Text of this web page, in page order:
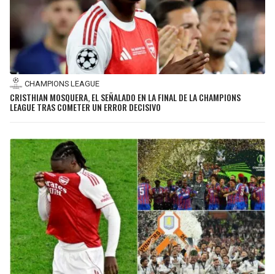
CHAMPIONS LEAGUE
CRISTHIAN MOSQUERA, EL SEÑALADO EN LA FINAL DE LA CHAMPIONS
LEAGUE TRAS COMETER UN ERROR DECISIVO